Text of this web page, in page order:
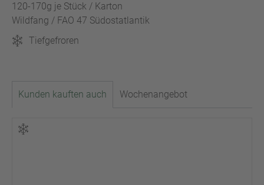
120-170g je Stück / Karton
Wildfang / FAO 47 Südostatlantik
Tiefgefroren
Kunden kauften auch Wochenangebot